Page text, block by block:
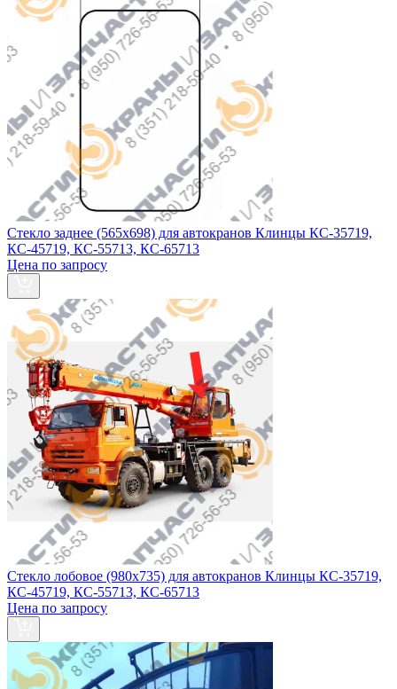
Стекло заднее (565х698) для автокранов Клинцы КС-35719,
КС-45719, КС-55713, КС-65713
Цена по запросу
Стекло лобовое (980х735) для автокранов Клинцы КС-35719,
КС-45719, КС-55713, КС-65713
Цена по запросу